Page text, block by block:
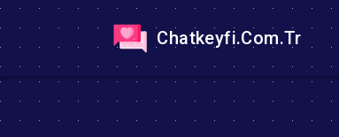
Chatkeyfi.Com.Tr